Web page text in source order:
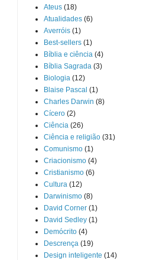
Ateus (18)
Atualidades (6)
Averróis (1)
Best-sellers (1)
Bíblia e ciência (4)
Bíblia Sagrada (3)
Biologia (12)
Blaise Pascal (1)
Charles Darwin (8)
Cícero (2)
Ciência (26)
Ciência e religião (31)
Comunismo (1)
Criacionismo (4)
Cristianismo (6)
Cultura (12)
Darwinismo (8)
David Corner (1)
David Sedley (1)
Demócrito (4)
Descrença (19)
Design inteligente (14)